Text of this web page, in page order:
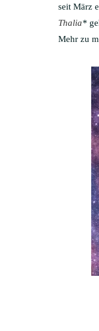
seit März
Thalia*
Mehr zu